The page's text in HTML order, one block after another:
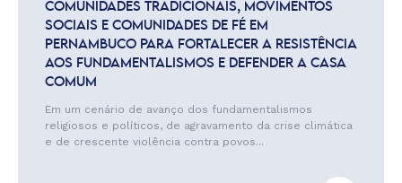
COMUNIDADES TRADICIONAIS, MOVIMENTOS
SOCIAIS E COMUNIDADES DE FÉ EM
PERNAMBUCO PARA FORTALECER A RESISTÊNCIA
AOS FUNDAMENTALISMOS E DEFENDER A CASA
COMUM
Em um cenário de avanço dos fundamentalismos
religiosos e políticos, de agravamento da crise climática
e de crescente violência contra povos...